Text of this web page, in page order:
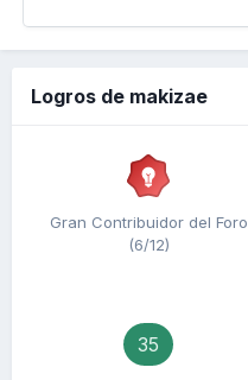
Logros de makizae
Gran Contribuidor del Foro
(6/12)
35